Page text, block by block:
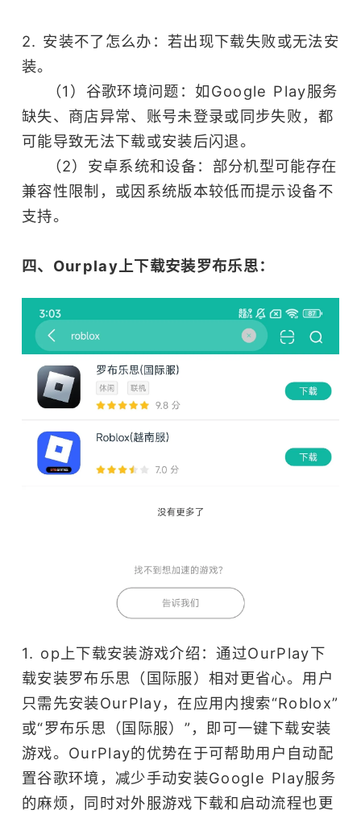
2. 安装不了怎么办：若出现下载失败或无法安
装。
（1）谷歌环境问题：如Google Play服务
缺失、商店异常、账号未登录或同步失败，都
可能导致无法下载或安装后闪退。
（2）安卓系统和设备：部分机型可能存在
兼容性限制，或因系统版本较低而提示设备不
支持。
四、Ourplay上下载安装罗布乐思：
1. op上下载安装游戏介绍：通过OurPlay下
载安装罗布乐思（国际服）相对更省心。用户
只需先安装OurPlay，在应用内搜索“Roblox”
或“罗布乐思（国际服）”，即可一键下载安装
游戏。OurPlay的优势在于可帮助用户自动配
置谷歌环境，减少手动安装Google Play服务
的麻烦，同时对外服游戏下载和启动流程也更